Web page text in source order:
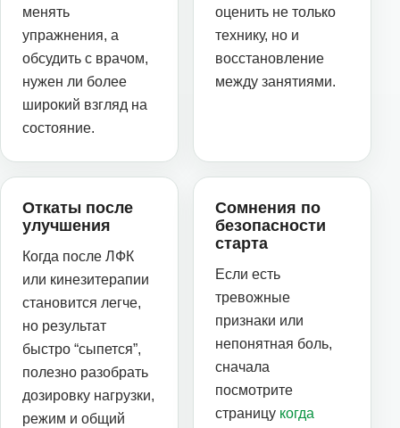
менять
упражнения, а
обсудить с врачом,
нужен ли более
широкий взгляд на
состояние.
оценить не только
технику, но и
восстановление
между занятиями.
Откаты после
улучшения
Когда после ЛФК
или кинезитерапии
становится легче,
но результат
быстро “сыпется”,
полезно разобрать
дозировку нагрузки,
режим и общий
Сомнения по
безопасности
старта
Если есть
тревожные
признаки или
непонятная боль,
сначала
посмотрите
страницу когда